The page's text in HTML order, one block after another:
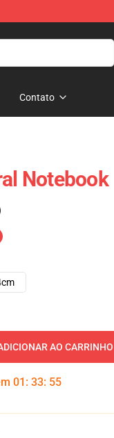
Contato
Notebook
AO CARRINHO
01 : 33: 54